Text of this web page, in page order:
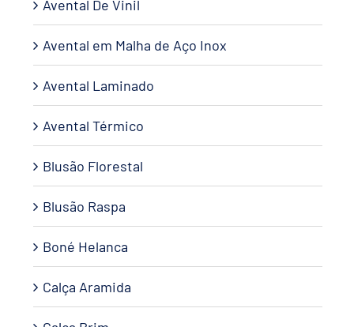
Avental De Vinil
Avental em Malha de Aço Inox
Avental Laminado
Avental Térmico
Blusão Florestal
Blusão Raspa
Boné Helanca
Calça Aramida